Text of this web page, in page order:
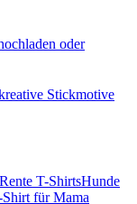
oder
Stickmotive
Rente T-ShirtsHunde
für Mama